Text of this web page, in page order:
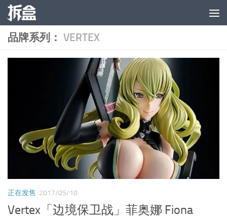
跳至内容
品牌系列： VERTEX
正在发售 2017/05/10
Vertex「边境保卫战」菲奥娜 Fiona